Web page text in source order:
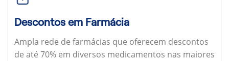
Descontos em Farmácia
Ampla rede de farmácias que oferecem descontos
de até 70% em diversos medicamentos nas maiores